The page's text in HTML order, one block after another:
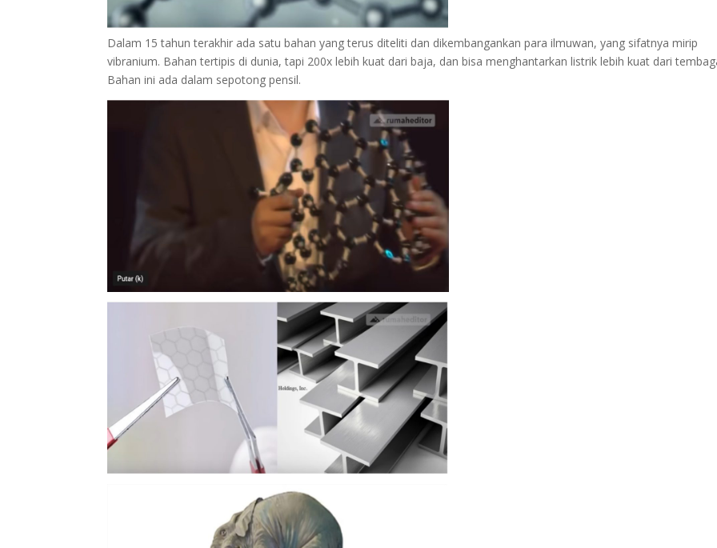
Dalam 15 tahun terakhir ada satu bahan yang terus diteliti dan dikembangankan para ilmuwan, yang sifatnya mirip
vibranium. Bahan tertipis di dunia, tapi 200x lebih kuat dari baja, dan bisa menghantarkan listrik lebih kuat dari
Bahan ini ada dalam sepotong pensil.